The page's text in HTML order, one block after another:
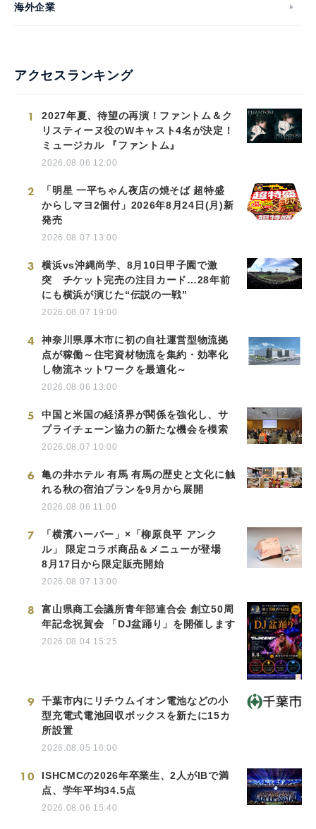
海外企業
アクセスランキング
1
2027年夏、待望の再演！ファントム＆ク
リスティーヌ役のWキャスト4名が決定！
ミュージカル 『ファントム』
2026.08.06 12:00
2
「明星 一平ちゃん夜店の焼そば 超特盛
からしマヨ2個付」2026年8月24日(月)新
発売
2026.08.07 13:00
3
横浜vs沖縄尚学、8月10日甲子園で激
突 チケット完売の注目カード…28年前
にも横浜が演じた“伝説の一戦”
2026.08.07 19:00
4
神奈川県厚木市に初の自社運営型物流拠
点が稼働～住宅資材物流を集約・効率化
し物流ネットワークを最適化～
2026.08.06 13:00
5
中国と米国の経済界が関係を強化し、サ
プライチェーン協力の新たな機会を模索
2026.08.07 10:00
6
亀の井ホテル 有馬 有馬の歴史と文化に触
れる秋の宿泊プランを9月から展開
2026.08.06 11:00
7
「横濱ハーバー」×「柳原良平 アンク
ル」 限定コラボ商品＆メニューが登場
8月17日から限定販売開始
2026.08.07 13:00
8
富山県商工会議所青年部連合会 創立50周
年記念祝賀会 「DJ盆踊り」を開催します
2026.08.04 15:25
9
千葉市内にリチウムイオン電池などの小
型充電式電池回収ボックスを新たに15カ
所設置
2026.08.05 16:00
10
ISHCMCの2026年卒業生、2人がIBで満
点、学年平均34.5点
2026.08.06 15:40